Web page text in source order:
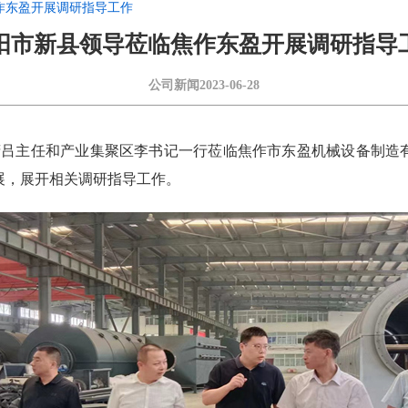
东盈开展调研指导工作
市新县领导莅临焦作东盈开展调研指导
公司新闻 2023-06-28
主任和产业集聚区李书记一行莅临焦作市东盈机械设备制
展开相关调研指导工作。